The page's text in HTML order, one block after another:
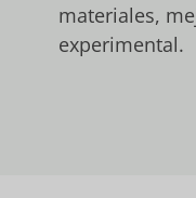
materiales,
experimental.